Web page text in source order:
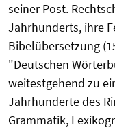
seiner Post.
Jahrhunderts, ihre
Bibelübersetzung
"Deutschen
weitestgehend zu
Jahrhunderte des
Grammatik,